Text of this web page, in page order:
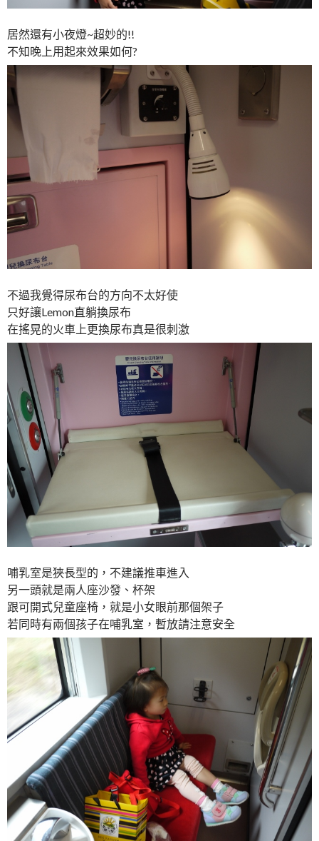
居然還有小夜燈~超妙的!!
不知晚上用起來效果如何?
不過我覺得尿布台的方向不太好使
只好讓Lemon直躺換尿布
在搖晃的火車上更換尿布真是很刺激
哺乳室是狹長型的，不建議推車進入
另一頭就是兩人座沙發、杯架
跟可開式兒童座椅，就是小女眼前那個架子
若同時有兩個孩子在哺乳室，暫放請注意安全